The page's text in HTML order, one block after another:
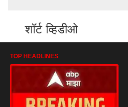
शॉर्ट व्हिडीओ
TOP HEADLINES